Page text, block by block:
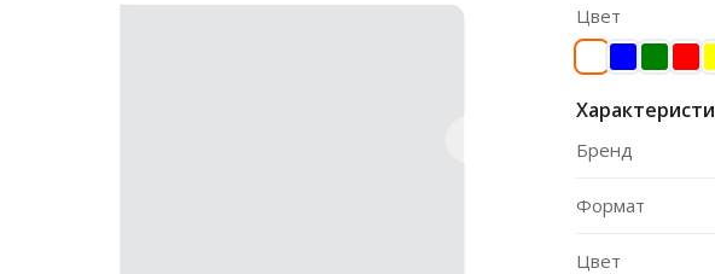
Цвет
Бренд
Формат
Цвет